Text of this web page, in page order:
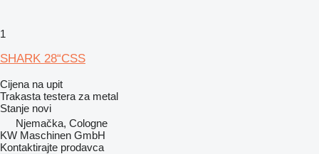
1
SHARK 28“CSS
Cijena na upit
Trakasta testera za metal
Stanje novi
Njemačka, Cologne
KW Maschinen GmbH
Kontaktirajte prodavca